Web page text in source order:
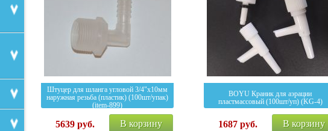
Штуцер для шланга угловой 3/4"х10мм
наружная резьба (пластик) (100шт/упак)
(item-899)
5639руб. В корзину
BOYU Краник для аэрации
пластмассовый (100шт/уп) (KG-4)
1687руб. В корзину